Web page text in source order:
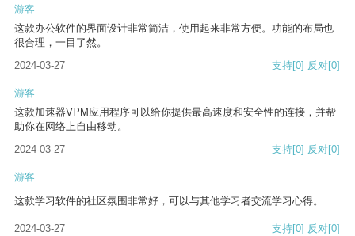
游客
这款办公软件的界面设计非常简洁，使用起来非常方便。功能的布局也
很合理，一目了然。
2024-03-27
支持[0] 反对[0]
游客
这款加速器VPM应用程序可以给你提供最高速度和安全性的连接，并帮
助你在网络上自由移动。
2024-03-27
支持[0] 反对[0]
游客
这款学习软件的社区氛围非常好，可以与其他学习者交流学习心得。
2024-03-27 支持[0] 反对[0]